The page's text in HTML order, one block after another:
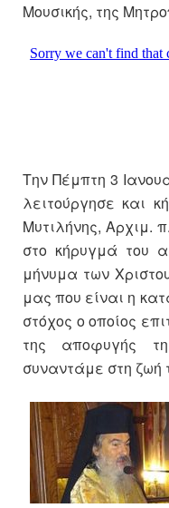
Μουσικής, της
ΤηνΠέμπτη 3
λειτούργησε και
Μυτιλήνης, Αρχιμ.
στο κήρυγμά του
μήνυμα των
μας που είναι η
στόχος ο οποίος
της αποφυγής
συναντάμε στη ζωή